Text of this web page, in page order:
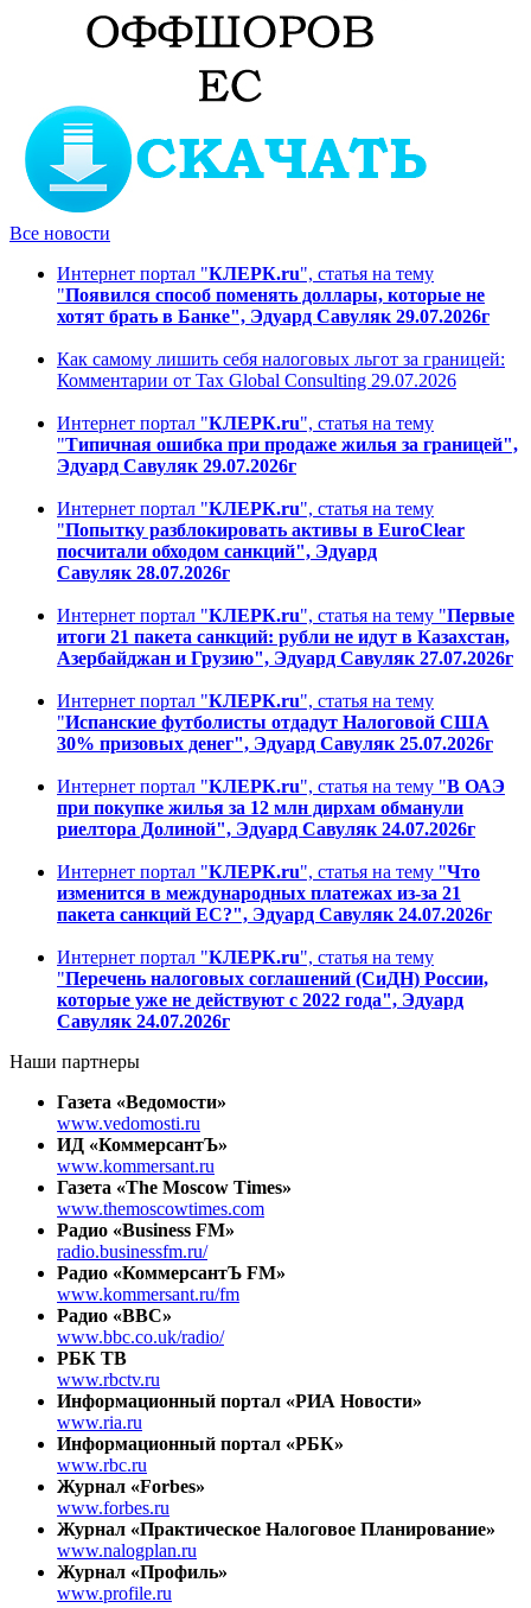
Все новости
Интернет портал "КЛЕРК.ru", статья на тему
"Появился способ поменять доллары, которые не
хотят брать в Банке", Эдуард Савуляк 29.07.2026г
Как самому лишить себя налоговых льгот за границей:
Комментарии от Tax Global Consulting 29.07.2026
Интернет портал "КЛЕРК.ru", статья на тему
"Типичная ошибка при продаже жилья за границей",
Эдуард Савуляк 29.07.2026г
Интернет портал "КЛЕРК.ru", статья на тему
"Попытку разблокировать активы в EuroClear
посчитали обходом санкций", Эдуард
Савуляк 28.07.2026г
Интернет портал "КЛЕРК.ru", статья на тему "Первые
итоги 21 пакета санкций: рубли не идут в Казахстан,
Азербайджан и Грузию", Эдуард Савуляк 27.07.2026г
Интернет портал "КЛЕРК.ru", статья на тему
"Испанские футболисты отдадут Налоговой США
30% призовых денег", Эдуард Савуляк 25.07.2026г
Интернет портал "КЛЕРК.ru", статья на тему "В ОАЭ
при покупке жилья за 12 млн дирхам обманули
риелтора Долиной", Эдуард Савуляк 24.07.2026г
Интернет портал "КЛЕРК.ru", статья на тему "Что
изменится в международных платежах из-за 21
пакета санкций ЕС?", Эдуард Савуляк 24.07.2026г
Интернет портал "КЛЕРК.ru", статья на тему
"Перечень налоговых соглашений (СиДН) России,
которые уже не действуют с 2022 года", Эдуард
Савуляк 24.07.2026г
Наши партнеры
Газета «Ведомости»
www.vedomosti.ru
ИД «КоммерсантЪ»
www.kommersant.ru
Газета «The Moscow Times»
www.themoscowtimes.com
Радио «Business FM»
radio.businessfm.ru/
Радио «КоммерсантЪ FM»
www.kommersant.ru/fm
Радио «BBC»
www.bbc.co.uk/radio/
РБК ТВ
www.rbctv.ru
Информационный портал «РИА Новости»
www.ria.ru
Информационный портал «РБК»
www.rbc.ru
Журнал «Forbes»
www.forbes.ru
Журнал «Практическое Налоговое Планирование»
www.nalogplan.ru
Журнал «Профиль»
www.profile.ru